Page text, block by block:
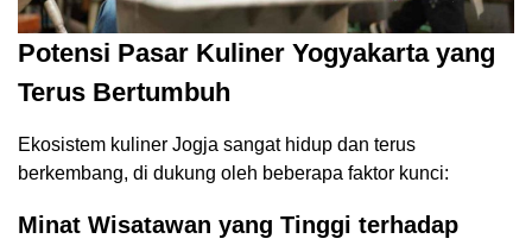
Potensi Pasar Kuliner Yogyakarta yang
Terus Bertumbuh
Ekosistem kuliner Jogja sangat hidup dan terus
berkembang, di dukung oleh beberapa faktor kunci:
Minat Wisatawan yang Tinggi terhadap